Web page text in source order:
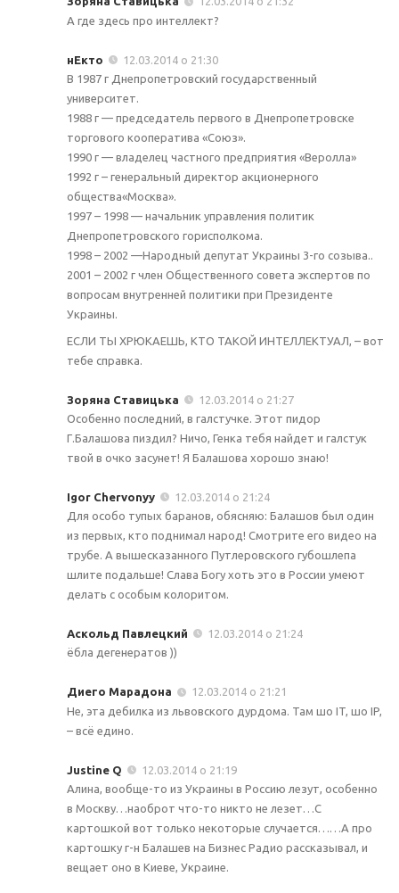
А где здесь про интеллект?
нЕкто
12.03.2014 о 21:30
В 1987 г Днепропетровский государственный
университет.
1988 г — председатель первого в Днепропетровске
торгового кооператива «Союз».
1990 г — владелец частного предприятия «Веролла»
1992 г – генеральный директор акционерного
общества«Москва».
1997 – 1998 — начальник управления политик
Днепропетровского горисполкома.
1998 – 2002 —Народный депутат Украины 3-го созыва..
2001 – 2002 г член Общественного совета экспертов по
вопросам внутренней политики при Президенте
Украины.
ЕСЛИ ТЫ ХРЮКАЕШЬ, КТО ТАКОЙ ИНТЕЛЛЕКТУАЛ, – вот
тебе справка.
Зоряна Ставицька
12.03.2014 о 21:27
Особенно последний, в галстучке. Этот пидор
Г.Балашова пиздил? Ничо, Генка тебя найдет и галстук
твой в очко засунет! Я Балашова хорошо знаю!
Igor Chervonyy
12.03.2014 о 21:24
Для особо тупых баранов, обясняю: Балашов был один
из первых, кто поднимал народ! Смотрите его видео на
трубе. А вышесказанного Путлеровского губошлепа
шлите подальше! Слава Богу хоть это в России умеют
делать с особым колоритом.
Аскольд Павлецкий
12.03.2014 о 21:24
ёбла дегенератов ))
Диего Марадона
12.03.2014 о 21:21
Не, эта дебилка из львовского дурдома. Там шо IT, шо IP,
– всё едино.
Justine Q
12.03.2014 о 21:19
Алина, вообще-то из Украины в Россию лезут, особенно
в Москву…наоброт что-то никто не лезет…С
картошкой вот только некоторые случается……А про
картошку г-н Балашев на Бизнес Радио рассказывал, и
вещает оно в Киеве, Украине.